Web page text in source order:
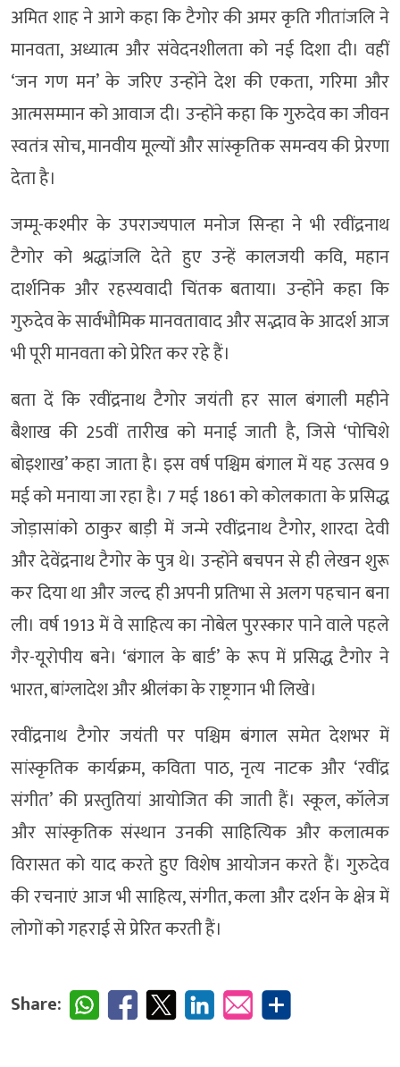
अमित शाह ने आगे कहा कि टैगोर की अमर कृति गीतांजलि ने
मानवता, अध्यात्म और संवेदनशीलता को नई दिशा दी। वहीं
‘जन गण मन’ के जरिए उन्होंने देश की एकता, गरिमा और
आत्मसम्मान को आवाज दी। उन्होंने कहा कि गुरुदेव का जीवन
स्वतंत्र सोच, मानवीय मूल्यों और सांस्कृतिक समन्वय की प्रेरणा
देता है।
जम्मू-कश्मीर के उपराज्यपाल मनोज सिन्हा ने भी रवींद्रनाथ
टैगोर को श्रद्धांजलि देते हुए उन्हें कालजयी कवि, महान
दार्शनिक और रहस्यवादी चिंतक बताया। उन्होंने कहा कि
गुरुदेव के सार्वभौमिक मानवतावाद और सद्भाव के आदर्श आज
भी पूरी मानवता को प्रेरित कर रहे हैं।
बता दें कि रवींद्रनाथ टैगोर जयंती हर साल बंगाली महीने
बैशाख की 25वीं तारीख को मनाई जाती है, जिसे ‘पोचिशे
बोइशाख’ कहा जाता है। इस वर्ष पश्चिम बंगाल में यह उत्सव 9
मई को मनाया जा रहा है। 7 मई 1861 को कोलकाता के प्रसिद्ध
जोड़ासांको ठाकुर बाड़ी में जन्मे रवींद्रनाथ टैगोर, शारदा देवी
और देवेंद्रनाथ टैगोर के पुत्र थे। उन्होंने बचपन से ही लेखन शुरू
कर दिया था और जल्द ही अपनी प्रतिभा से अलग पहचान बना
ली। वर्ष 1913 में वे साहित्य का नोबेल पुरस्कार पाने वाले पहले
गैर-यूरोपीय बने। ‘बंगाल के बार्ड’ के रूप में प्रसिद्ध टैगोर ने
भारत, बांग्लादेश और श्रीलंका के राष्ट्रगान भी लिखे।
रवींद्रनाथ टैगोर जयंती पर पश्चिम बंगाल समेत देशभर में
सांस्कृतिक कार्यक्रम, कविता पाठ, नृत्य नाटक और ‘रवींद्र
संगीत’ की प्रस्तुतियां आयोजित की जाती हैं। स्कूल, कॉलेज
और सांस्कृतिक संस्थान उनकी साहित्यिक और कलात्मक
विरासत को याद करते हुए विशेष आयोजन करते हैं। गुरुदेव
की रचनाएं आज भी साहित्य, संगीत, कला और दर्शन के क्षेत्र में
लोगों को गहराई से प्रेरित करती हैं।
Share: